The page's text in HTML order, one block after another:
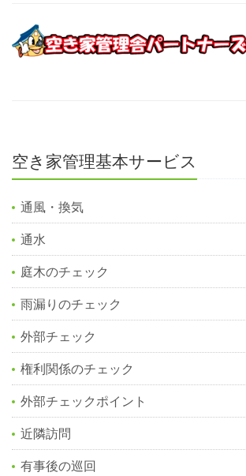
空き家管理基本サービス
通風・換気
通水
庭木のチェック
雨漏りのチェック
外部チェック
権利関係のチェック
外部チェックポイント
近隣訪問
有事後の巡回